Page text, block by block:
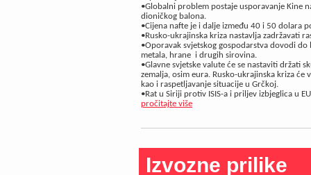
•Globalni problem postaje usporavanje Kine
dioničkog balona.
•Cijena nafte je i dalje između 40 i 50 dolara
•Rusko-ukrajinska kriza nastavlja zadržavati
•Oporavak svjetskog gospodarstva dovodi
metala, hrane i drugih sirovina.
•Glavne svjetske valute će se nastaviti držati
zemalja, osim eura. Rusko-ukrajinska kriza
kao i raspetljavanje situacije u Grčkoj.
•Rat u Siriji protiv ISIS-a i priljev izbjeglica u
pročitajte više
Izvozne prilike